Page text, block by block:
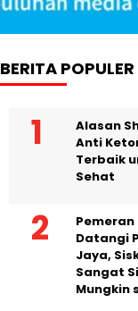
BERITA POPULER
Alasan
Anti
Terbaik
Sehat
Pemeran
Datangi
Jaya,
Sangat
Mungkin